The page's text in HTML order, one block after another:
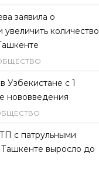
заявила о
количество
Узбекистане с 1
нововведения
с патрульными
выросло до